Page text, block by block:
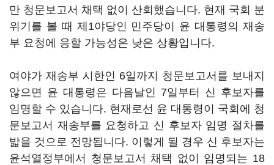
만 청문보고서 채택 없이 산회했습니다. 현재 국회 분
위기를 볼 때 제1야당인 민주당이 윤 대통령의 재송
부 요청에 응할 가능성은 낮은 상황입니다.
여야가 재송부 시한인 6일까지 청문보고서를 보내지
않으면 윤 대통령은 다음날인 7일부터 신 후보자를
임명할 수 있습니다. 현재로선 윤 대통령이 국회에 청
문보고서 재송부를 요청하고 신 후보자 임명 절차를
밟을 것으로 전망됩니다. 이렇게 될 경우 신 후보자는
윤석열정부에서 청문보고서 채택 없이 임명되는 18